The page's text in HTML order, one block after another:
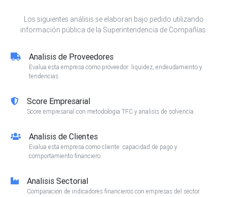
Los siguientes análisis se elaboran bajo pedido utilizando
información pública de la Superintendencia de Compañías.
Analisis de Proveedores
Evalua esta empresa como proveedor: liquidez, endeudamiento y
tendencias.
Score Empresarial
Score empresarial con metodologia TFC y analisis de solvencia.
Analisis de Clientes
Evalua esta empresa como cliente: capacidad de pago y
comportamiento financiero.
Analisis Sectorial
Comparacion de indicadores financieros con empresas del sector.